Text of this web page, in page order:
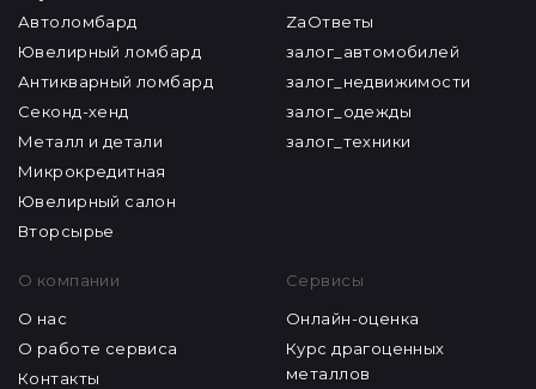
Автоломбард
Ювелирный ломбард
Антикварный ломбард
Секонд-хенд
Металл и детали
Микрокредитная
Ювелирный салон
Вторсырье
ZaОтветы
залог_автомобилей
залог_недвижимости
залог_одежды
залог_техники
О компании
О нас
О работе сервиса
Контакты
Сервисы
Онлайн-оценка
Курс драгоценных
металлов